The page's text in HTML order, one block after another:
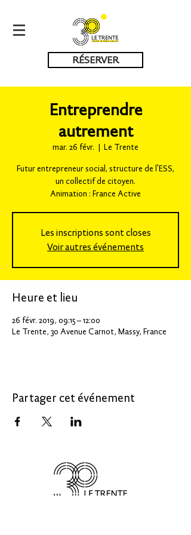
RÉSERVER
Entreprendre
autrement
mar. 26 févr.
  |
Le Trente
Futur entrepreneur social, structure de l'ESS,
un collectif de citoyen.
Animation : France Active
Les inscriptions sont closes
Voir autres événements
Heure et lieu
26 févr. 2019, 09:15 – 12:00
Le Trente, 30 Avenue Carnot, Massy, France
Partager cet événement